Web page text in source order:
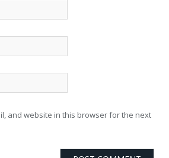
and website in this browser for the next